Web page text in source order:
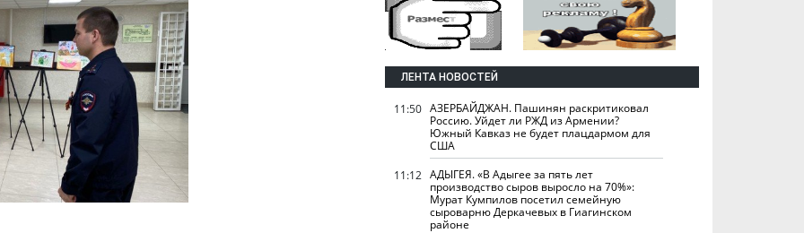
ЛЕНТА НОВОСТЕЙ
11:50 АЗЕРБАЙДЖАН. Пашинян раскритиковал
Россию. Уйдет ли РЖД из Армении?
Южный Кавказ не будет плацдармом для
США
11:12 АДЫГЕЯ. «В Адыгее за пять лет
производство сыров выросло на 70%»:
Мурат Кумпилов посетил семейную
сыроварню Деркачевых в Гиагинском
районе